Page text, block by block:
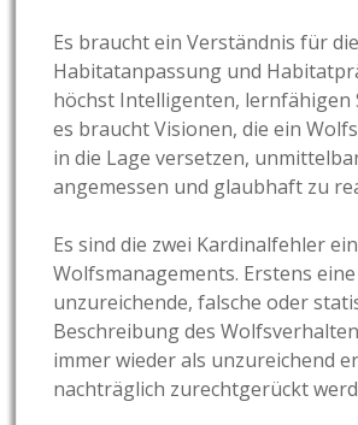
Es braucht ein Verständnis für die
Habitatanpassung und
höchst Intelligenten, lernfähigen
es braucht Visionen, die ein
in die Lage versetzen,
angemessen und glaubhaft zu
Es sind die zwei Kardinalfehler
Wolfsmanagements. Erstens eine
unzureichende, falsche oder
Beschreibung des
immer wieder als unzureichend
nachträglich zurechtgerückt